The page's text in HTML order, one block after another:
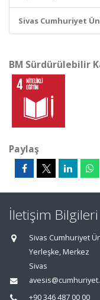
Sivas Cumhuriyet
BM Sürdürülebilir
Paylaş
İletişim Bilgileri
Sivas Cumhuriyet
Yerleşke, Merkez
Sivas
+90 346 487 00 00